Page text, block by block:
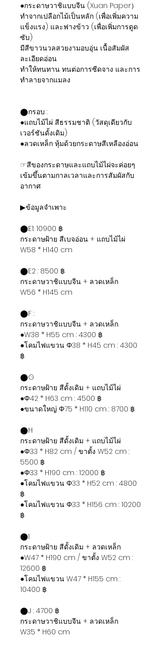
●กระดาษวาชิแบบจีน (Xuan Paper）
ทำจากเปลือกไม้เป็นหลัก (เพื่อเพิ่มความ
แข็งแรง) และฟางข้าว (เพื่อเพิ่มการดูด
ซับ)
มีสีขาวนวลสวยงามอบอุ่น เนื้อสัมผัส
ละเอียดอ่อน
ทำให้ทนทาน ทนต่อการซีดจาง และการ
ทำลายจากแมลง
⬤กรอบ :
●แถบไม้ไผ่ สีธรรมชาติ (วัสดุเดียวกับ
เวอร์ชันดั้งเดิม)
●ลวดเหล็ก หุ้มด้วยกระดาษสีเหลืองอ่อน
☞สีของกระดาษและแถบไม้ไผ่จะค่อยๆ
เข้มขึ้นตามกาลเวลาและการสัมผัสกับ
อากาศ
▶ข้อมูลจำเพาะ
⬤E1: 10900 ฿
กระดาษฝ้าย สีเบจอ่อน + แถบไม้ไผ่
W58 * H140 cm
⬤E2 : 8500 ฿
กระดาษวาชิแบบจีน + ลวดเหล็ก
W56 * H145 cm
⬤F :
กระดาษวาชิแบบจีน + ลวดเหล็ก
●W38 * H55 cm : 4300 ฿
●โคมไฟแขวน Φ38 * H45 cm : 4300
฿
⬤G
กระดาษฝ้าย สีดั้งเดิม + แถบไม้ไผ่
●Φ42 * H63 cm : 4500 ฿
●ขนาดใหญ่ Φ75 * H110 cm : 8700 ฿
⬤H
กระดาษฝ้าย สีดั้งเดิม + แถบไม้ไผ่
●Φ33 * H82 cm / ขาตั้ง W52 cm :
5500 ฿
●Φ33 * H190 cm : 12000 ฿
●โคมไฟแขวน Φ33 * H52 cm : 4800
฿
●โคมไฟแขวน Φ33 * H156 cm : 10200
฿
⬤I
กระดาษฝ้าย สีดั้งเดิม + ลวดเหล็ก
●W47 * H190 cm / ขาตั้ง W52 cm :
12600 ฿
●โคมไฟแขวน W47 * H155 cm :
10400 ฿
⬤J : 4700 ฿
กระดาษวาชิแบบจีน + ลวดเหล็ก
W35 * H60 cm